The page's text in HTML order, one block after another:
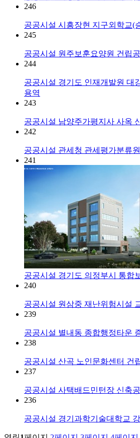
246
공공시설 시흥장현 지구외학교(
245
공공시설 원주보훈요양원 건립
244
공공시설 경기도 인재개발원 대
용역
243
공공시설 남양주가평지사 사옥
242
공공시설 관세청 관세평가분류
241
공공시설 경기도 의정부시 통합
240
공공시설 원삼중 재난위험시설
239
공공시설 별내동 종합행정타운
238
공공시설 산곡 노인문화센터 건
237
공공시설 사택배드민턴장 신축
236
공공시설 경기과학기술대학교